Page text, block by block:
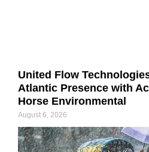
United Flow
Atlantic Presence with
Horse Environmental
August 6, 2026